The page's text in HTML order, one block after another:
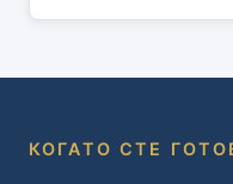
КОГАТО СТЕ